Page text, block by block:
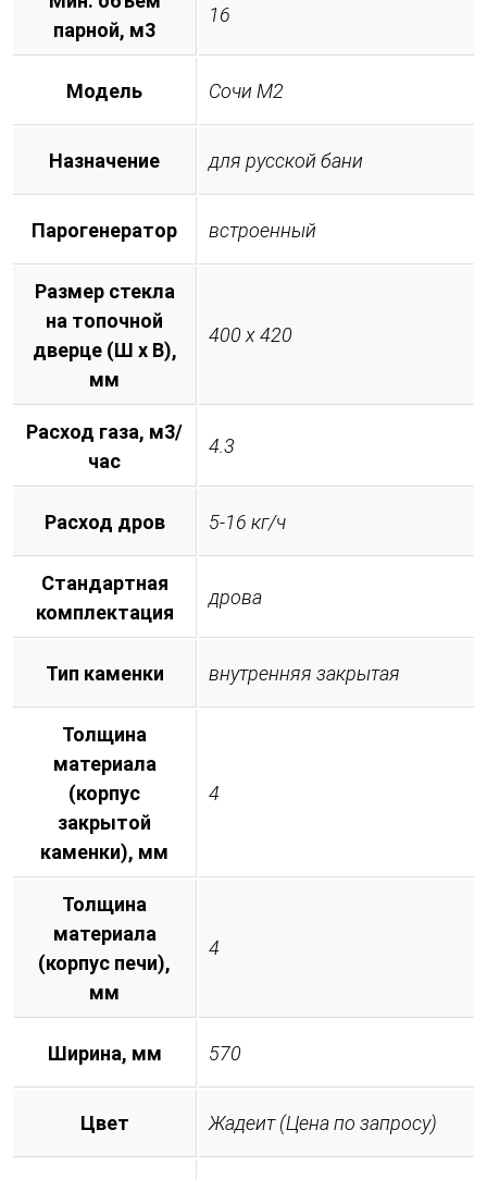
парной, м3
16
Модель Сочи М2
Назначение для русской бани
Парогенератор встроенный
Размер стекла
на топочной
дверце (Ш х В),
мм
400 х 420
Расход газа, м3/
час
4.3
Расход дров 5-16 кг/ч
Стандартная
комплектация
дрова
Тип каменки внутренняя закрытая
Толщина
материала
(корпус
закрытой
каменки), мм
4
Толщина
материала
(корпус печи),
мм
4
Ширина, мм 570
Цвет Жадеит (Цена по запросу)